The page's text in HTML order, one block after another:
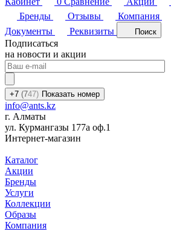
Бренды
Отзывы Компания
Документы
Реквизиты Поиск
Подписаться
на новости и акции
+7 (747) Показать номер
info@ants.kz
г. Алматы
ул. Курмангазы 177а оф.1
Интернет-магазин
Каталог
Акции
Бренды
Услуги
Коллекции
Образы
Компания